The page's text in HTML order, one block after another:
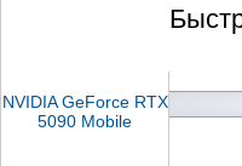
NVIDIA GeForce RTX
5090 Mobile